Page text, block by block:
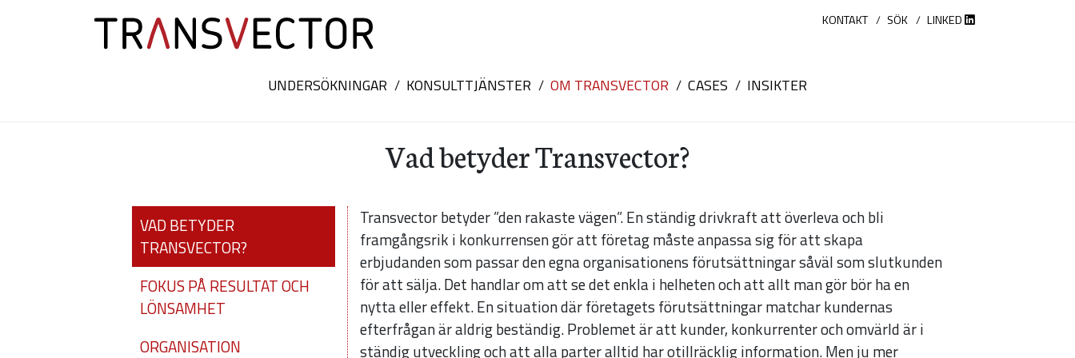
KONTAKT SÖK LINKED
UNDERSÖKNINGAR KONSULTTJÄNSTER OM TRANSVECTOR CASES INSIKTER
Vad betyder Transvector?
VAD BETYDER
TRANSVECTOR?
FOKUS PÅ RESULTAT OCH
LÖNSAMHET
ORGANISATION
Transvector betyder ”den rakaste vägen”. En ständig drivkraft att överleva och bli
framgångsrik i konkurrensen gör att företag måste anpassa sig för att skapa
erbjudanden som passar den egna organisationens förutsättningar såväl som slutkunden
för att sälja. Det handlar om att se det enkla i helheten och att allt man gör bör ha en
nytta eller effekt. En situation där företagets förutsättningar matchar kundernas
efterfrågan är aldrig beständig. Problemet är att kunder, konkurrenter och omvärld är i
ständig utveckling och att alla parter alltid har otillräcklig information. Men ju mer